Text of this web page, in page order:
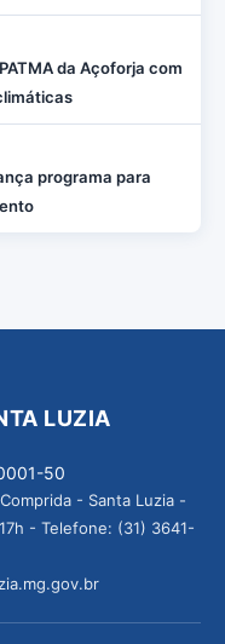
da Açoforja com
programa para
LUZIA
50
- Santa Luzia -
- Telefone: (31) 3641-